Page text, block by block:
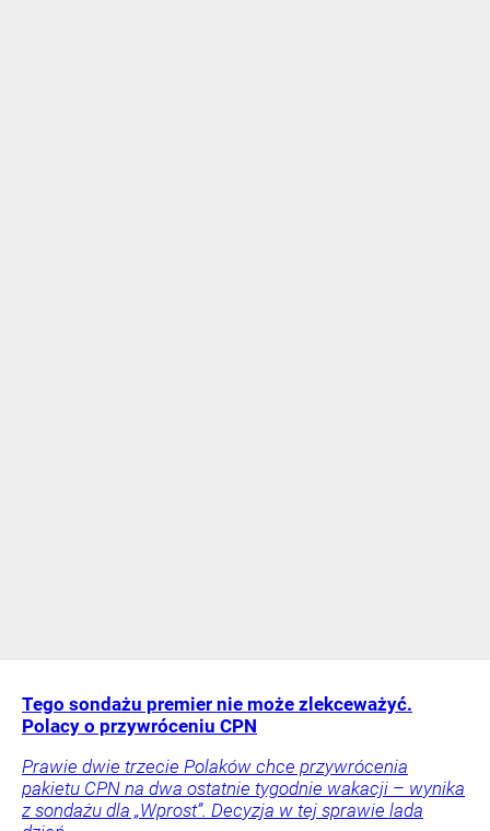
Tego sondażu premier nie może zlekceważyć.
Polacy o przywróceniu CPN
Prawie dwie trzecie Polaków chce przywrócenia
pakietu CPN na dwa ostatnie tygodnie wakacji – wynika
z sondażu dla „Wprost”. Decyzja w tej sprawie lada